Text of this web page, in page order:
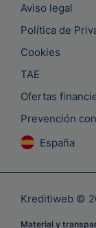
Aviso legal
Política de
Cookies
TAE
Ofertas
Prevención
España
Kreditiweb ©
Material y